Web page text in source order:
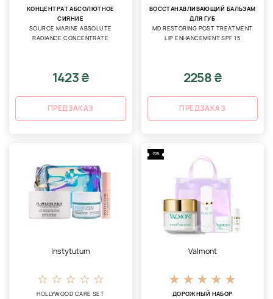
КОНЦЕНТРАТ АБСОЛЮТНОЕ
СИЯНИЕ
SOURCE MARINE ABSOLUTE
RADIANCE CONCENTRATE
1423 ₴
ПРЕДЗАКАЗ
ВОССТАНАВЛИВАЮЩИЙ БАЛЬЗАМ
ДЛЯ ГУБ
MD RESTORING POST TREATMENT
LIP ENHANCEMENT SPF 15
2258 ₴
ПРЕДЗАКАЗ
Instytutum
HOLLYWOOD CARE SET
-30%
Valmont
ДОРОЖНЫЙ НАБОР